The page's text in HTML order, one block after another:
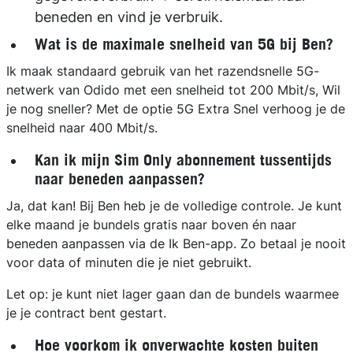
beneden en vind je verbruik.
Wat is de maximale snelheid van 5G bij Ben?
Ik maak standaard gebruik van het razendsnelle 5G-
netwerk van Odido met een snelheid tot 200 Mbit/s, Wil
je nog sneller? Met de optie 5G Extra Snel verhoog je de
snelheid naar 400 Mbit/s.
Kan ik mijn Sim Only abonnement tussentijds
naar beneden aanpassen?
Ja, dat kan! Bij Ben heb je de volledige controle. Je kunt
elke maand je bundels gratis naar boven én naar
beneden aanpassen via de Ik Ben-app. Zo betaal je nooit
voor data of minuten die je niet gebruikt.
Let op: je kunt niet lager gaan dan de bundels waarmee
je je contract bent gestart.
Hoe voorkom ik onverwachte kosten buiten